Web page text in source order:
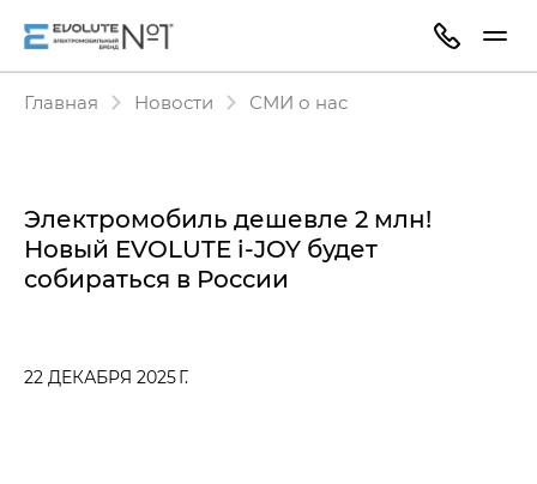
Главная Новости СМИ о нас
Электромобиль дешевле 2 млн!
Новый EVOLUTE i‑JOY будет
собираться в России
22 ДЕКАБРЯ 2025 Г.